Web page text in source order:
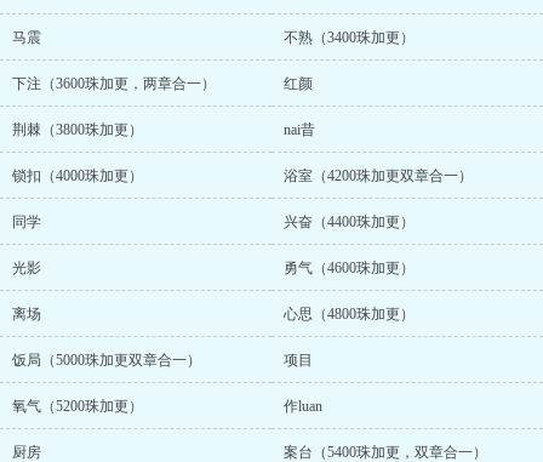
马震 不熟（3400珠加更）
下注（3600珠加更，两章合一） 红颜
荆棘（3800珠加更） nai昔
锁扣（4000珠加更） 浴室（4200珠加更双章合一）
同学 兴奋（4400珠加更）
光影 勇气（4600珠加更）
离场 心思（4800珠加更）
饭局（5000珠加更双章合一） 项目
氧气（5200珠加更） 作luan
厨房 案台（5400珠加更，双章合一）